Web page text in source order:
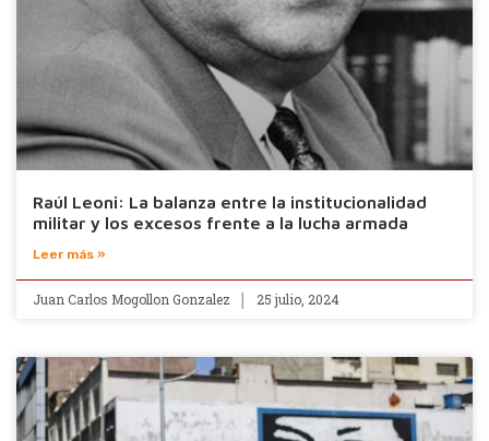
Raúl Leoni: La balanza entre la institucionalidad
militar y los excesos frente a la lucha armada
Leer más »
Juan Carlos Mogollon Gonzalez 25 julio, 2024